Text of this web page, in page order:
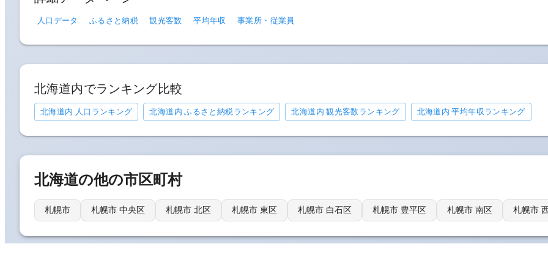
人口データ ふるさと納税 観光客数 平均年収 事業所・従業員
北海道内でランキング比較
北海道内 人口ランキング 北海道内 ふるさと納税ランキング 北海道内 観光客数ランキング 北海道内 平均年収ランキング
北海道の他の市区町村
札幌市 札幌市 中央区 札幌市 北区 札幌市 東区 札幌市 白石区 札幌市 豊平区 札幌市 南区 札幌市